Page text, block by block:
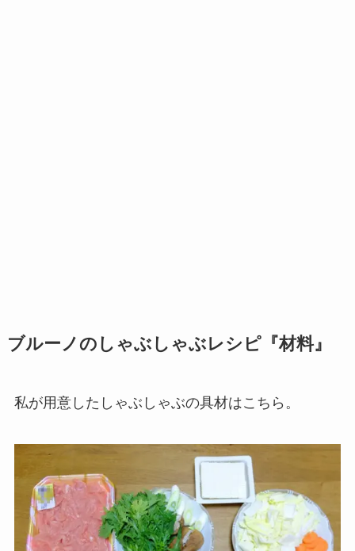
ブルーノのしゃぶしゃぶレシピ『材料』
私が用意したしゃぶしゃぶの具材はこちら。